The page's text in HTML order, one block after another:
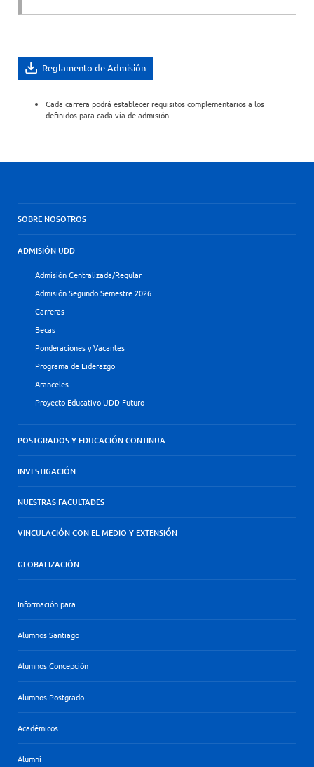
Reglamento de Admisión
Cada carrera podrá establecer requisitos complementarios a los
definidos para cada vía de admisión.
SOBRE NOSOTROS
ADMISIÓN UDD
Admisión Centralizada/Regular
Admisión Segundo Semestre 2026
Carreras
Becas
Ponderaciones y Vacantes
Programa de Liderazgo
Aranceles
Proyecto Educativo UDD Futuro
POSTGRADOS Y EDUCACIÓN CONTINUA
INVESTIGACIÓN
NUESTRAS FACULTADES
VINCULACIÓN CON EL MEDIO Y EXTENSIÓN
GLOBALIZACIÓN
Información para:
Alumnos Santiago
Alumnos Concepción
Alumnos Postgrado
Académicos
Alumni